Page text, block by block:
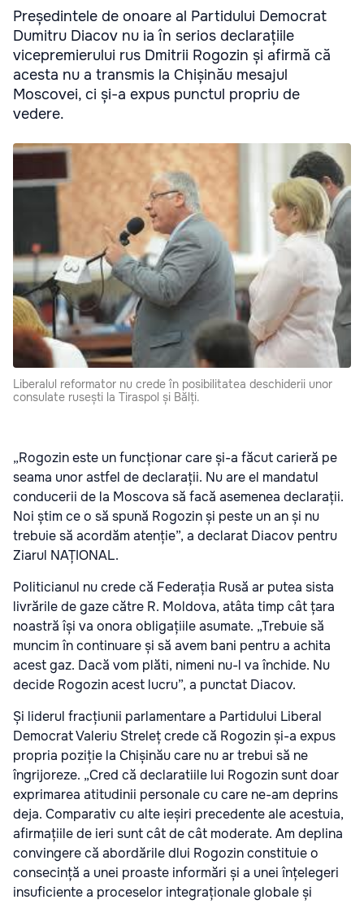
Președintele de onoare al Partidului Democrat
Dumitru Diacov nu ia în serios declarațiile
vicepremierului rus Dmitrii Rogozin și afirmă că
acesta nu a transmis la Chișinău mesajul
Moscovei, ci și-a expus punctul propriu de
vedere.
Liberalul reformator nu crede în posibilitatea deschiderii unor
consulate rusești la Tiraspol și Bălți.
„Rogozin este un funcționar care și-a făcut carieră pe
seama unor astfel de declarații. Nu are el mandatul
conducerii de la Moscova să facă asemenea declarații.
Noi știm ce o să spună Rogozin și peste un an și nu
trebuie să acordăm atenție”, a declarat Diacov pentru
Ziarul NAȚIONAL.
Politicianul nu crede că Federația Rusă ar putea sista
livrările de gaze către R. Moldova, atâta timp cât țara
noastră își va onora obligațiile asumate. „Trebuie să
muncim în continuare și să avem bani pentru a achita
acest gaz. Dacă vom plăti, nimeni nu-l va închide. Nu
decide Rogozin acest lucru”, a punctat Diacov.
Și liderul fracțiunii parlamentare a Partidului Liberal
Democrat Valeriu Streleț crede că Rogozin și-a expus
propria poziție la Chișinău care nu ar trebui să ne
îngrijoreze. „Cred că declaratiile lui Rogozin sunt doar
exprimarea atitudinii personale cu care ne-am deprins
deja. Comparativ cu alte ieșiri precedente ale acestuia,
afirmațiile de ieri sunt cât de cât moderate. Am deplina
convingere că abordările dlui Rogozin constituie o
consecință a unei proaste informări și a unei înțelegeri
insuficiente a proceselor integraționale globale și